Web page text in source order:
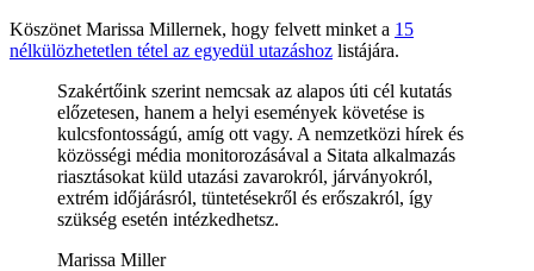
Köszönet Marissa Millernek, hogy felvett minket a 15
nélkülözhetetlen tétel az egyedül utazáshoz listájára.
Szakértőink szerint nemcsak az alapos úti cél kutatás
előzetesen, hanem a helyi események követése is
kulcsfontosságú, amíg ott vagy. A nemzetközi hírek és
közösségi média monitorozásával a Sitata alkalmazás
riasztásokat küld utazási zavarokról, járványokról,
extrém időjárásról, tüntetésekről és erőszakról, így
szükség esetén intézkedhetsz.
Marissa Miller